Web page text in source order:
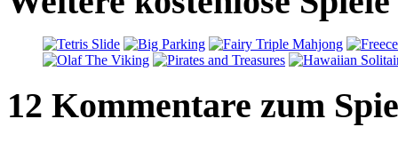
12 Kommentare zum